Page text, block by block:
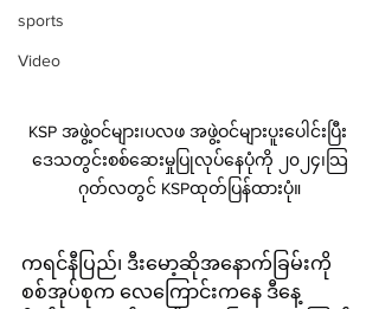
sports
Video
KSP အဖွဲ့ဝင်များ၊ပလဖ အဖွဲ့ဝင်များပူးပေါင်းပြီး
ဒေသတွင်းစစ်ဆေးမှုပြုလုပ်နေပုံကို ၂၀၂၄၊သြ
ဂုတ်လတွင် KSPထုတ်ပြန်ထားပုံ။
ကရင်နီပြည်၊ ဒီးမော့ဆိုအနောက်ခြမ်းကို
စစ်အုပ်စုက လေကြောင်းကနေ ဒီနေ့